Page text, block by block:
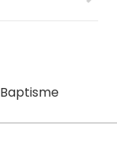
Baptisme